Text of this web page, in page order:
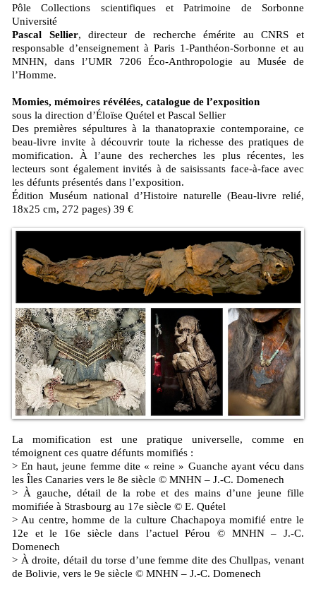
Pôle Collections scientifiques et Patrimoine de Sorbonne
Université
Pascal Sellier, directeur de recherche émérite au CNRS et
responsable d’enseignement à Paris 1-Panthéon-Sorbonne et au
MNHN, dans l’UMR 7206 Éco-Anthropologie au Musée de
l’Homme.
Momies, mémoires révélées, catalogue de l’exposition
sous la direction d’Éloïse Quétel et Pascal Sellier
Des premières sépultures à la thanatopraxie contemporaine, ce
beau-livre invite à découvrir toute la richesse des pratiques de
momification. À l’aune des recherches les plus récentes, les
lecteurs sont également invités à de saisissants face-à-face avec
les défunts présentés dans l’exposition.
Édition Muséum national d’Histoire naturelle (Beau-livre relié,
18x25 cm, 272 pages) 39 €
La momification est une pratique universelle, comme en
témoignent ces quatre défunts momifiés :
> En haut, jeune femme dite « reine » Guanche ayant vécu dans
les Îles Canaries vers le 8e siècle © MNHN – J.-C. Domenech
> À gauche, détail de la robe et des mains d’une jeune fille
momifiée à Strasbourg au 17e siècle © E. Quétel
> Au centre, homme de la culture Chachapoya momifié entre le
12e et le 16e siècle dans l’actuel Pérou © MNHN – J.-C.
Domenech
> À droite, détail du torse d’une femme dite des Chullpas, venant
de Bolivie, vers le 9e siècle © MNHN – J.-C. Domenech